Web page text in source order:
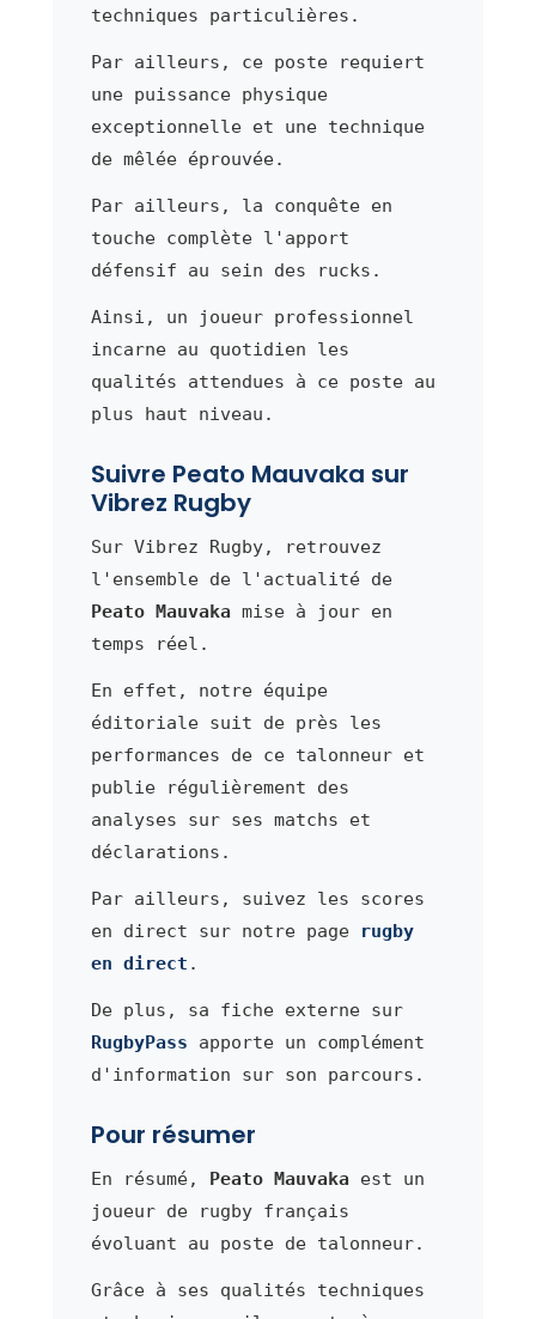
techniques particulières.
Par ailleurs, ce poste requiert
une puissance physique
exceptionnelle et une technique
de mêlée éprouvée.
Par ailleurs, la conquête en
touche complète l'apport
défensif au sein des rucks.
Ainsi, un joueur professionnel
incarne au quotidien les
qualités attendues à ce poste au
plus haut niveau.
Suivre Peato Mauvaka sur
Vibrez Rugby
Sur Vibrez Rugby, retrouvez
l'ensemble de l'actualité de
Peato Mauvaka mise à jour en
temps réel.
En effet, notre équipe
éditoriale suit de près les
performances de ce talonneur et
publie régulièrement des
analyses sur ses matchs et
déclarations.
Par ailleurs, suivez les scores
en direct sur notre page
rugby
en direct .
De plus, sa fiche externe sur
RugbyPass apporte un complément
d'information sur son parcours.
Pour résumer
En résumé, Peato Mauvaka est un
joueur de rugby français
évoluant au poste de talonneur.
Grâce à ses qualités techniques